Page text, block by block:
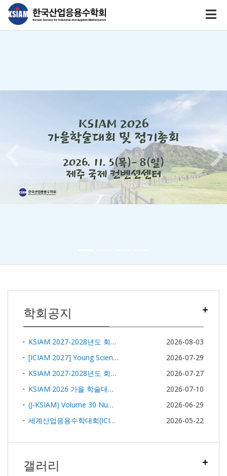
학회공지
KSIAM 2027-2028년도 회장선거 선거인 명단 공고
2026-08-03
[ICIAM 2027] Young Scientist Activities 의견 제안 요청
2026-07-29
KSIAM 2027-2028년도 회장선거 선거인 명부(2026년 7월 27일)
2026-07-27
KSIAM 2026 가을 학술대회 및 정기총회 개최안내
2026-07-10
(J-KSIAM) Volume 30 Number 2 (June 2026 issue) TOC
2026-06-29
세계산업응용수학대회(ICIAM) 2031 홍보대행 용역 재입찰 공고
2026-05-22
갤러리